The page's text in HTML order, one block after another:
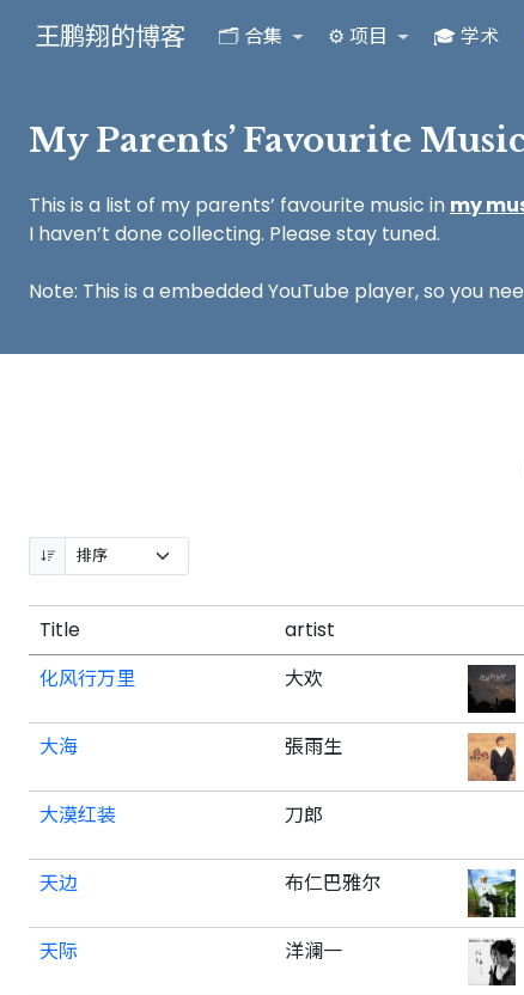
王鹏翔的博客 🗂️ 合集 ⚙️ 项目 🎓 学术
My Parents’ Favourite
This is a list of my parents’ favourite music in my
I haven’t done collecting. Please stay tuned.
Note: This is a embedded YouTube player, so you
Title artist
化风行万里
大欢
大海 張雨生
大漠红装 刀郎
天边 布仁巴雅尔
天际 洋澜一